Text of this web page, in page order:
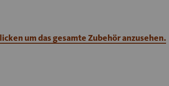
um das gesamte Zubehör anzusehen.